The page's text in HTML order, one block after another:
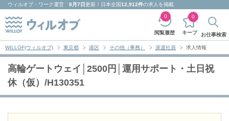
ウィルオブ・ワーク運営 8月7日更新！日本全国12,912件の求人を掲載
閲覧履歴
0
キープ
0
お仕事検索
WILLOF(ウィルオブ) 東京都 港区 その他（事務） 派遣社員 求人情報
高輪ゲートウェイ│2500円│運用サポート・土日祝
休（仮）/H130351